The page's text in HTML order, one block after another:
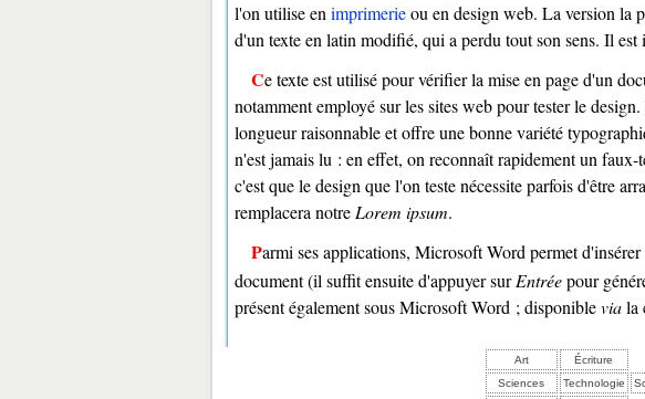
l'on utilise en imprimerieou en design web. La version la
d'un texte en latin modifié, qui a perdu tout son sens. Il
Ce texte est utilisé pour vérifier la mise en page d'un document, en l'absence de texte définitif. Il est
notamment employé sur les sites web pour tester le
longueur raisonnable et offre une bonne variété
n'est jamais lu : en effet, on reconnaît rapidement un
c'est que le design que l'on teste nécessite parfois d'être
remplacera notre Lorem ipsum.
Parmi ses applications, Microsoft Word permet d'insérer
document (il suffit ensuite d'appuyer surEntréepour
présent également sous Microsoft Word ; disponibleviala
Art
Écriture
Sciences
Technologie